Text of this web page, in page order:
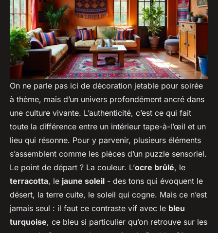
On ne parle pas ici de décoration jetable pour soirée
à thème, mais d’un univers profondément ancré dans
une culture vivante. L’authenticité, c’est ce qui fait
toute la différence entre un intérieur tape-à-l’œil et un
lieu qui résonne. Pour y parvenir, plusieurs éléments
s’assemblent comme les pièces d’un puzzle sensoriel.
Le point de départ ? La couleur. L’ocre brûlé, le
terracotta, le jaune soleil - des tons qui évoquent le
désert, la terre cuite, le soleil qui cogne. Mais ce n’est
jamais seul : il faut ce contraste vif avec le bleu
turquoise, ce bleu si particulier qu’on retrouve sur les